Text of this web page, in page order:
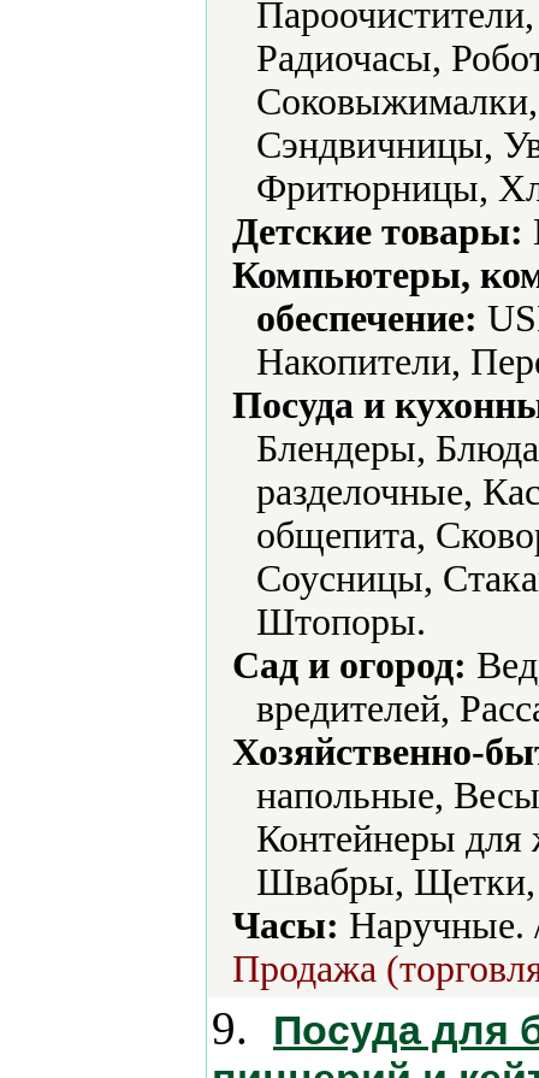
Радиочасы,
Сэндвичницы,
Фритюрницы,
Детские товары:
Компьютеры,
обеспечение:
Накопители,
Посуда и
Блендеры,
разделочные,
общепита,
Соусницы,
Штопоры.
Сад и огород:
вредителей,
Хозяйственно-
напольные,
Контейнеры
Швабры, Щетки,
Часы:
Продажа
9.
Посуда для